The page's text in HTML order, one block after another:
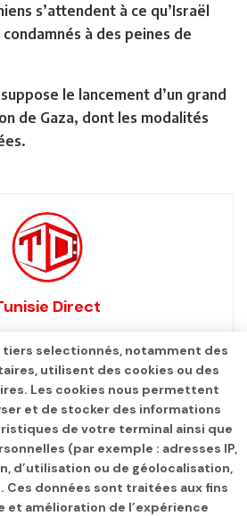
s’attendent à ce qu’Israël
à des peines de
le lancement d’un grand
de Gaza, dont les modalités
Direct
selectionnés, notamment des
utilisent des cookies ou des
Les cookies nous permettent
et de stocker des informations
de votre terminal ainsi que
(par exemple : adresses IP,
d’utilisation ou de géolocalisation,
données sont traitées aux fins
et amélioration de l’expérience